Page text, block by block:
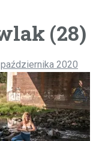
(28)
2020